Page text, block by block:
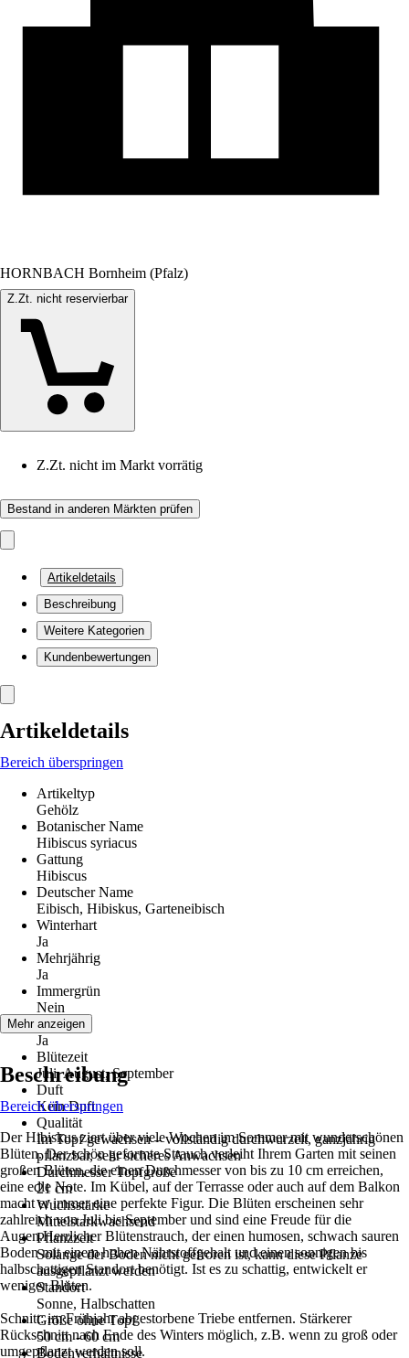
HORNBACH Bornheim (Pfalz)
Z.Zt. nicht reservierbar
Z.Zt. nicht im Markt vorrätig
Bestand in anderen Märkten prüfen
Artikeldetails
Beschreibung
Weitere Kategorien
Kundenbewertungen
Artikeldetails
Bereich überspringen
Artikeltyp
Gehölz
Botanischer Name
Hibiscus syriacus
Gattung
Hibiscus
Deutscher Name
Eibisch, Hibiskus, Garteneibisch
Winterhart
Ja
Mehrjährig
Ja
Immergrün
Nein
Blüte
Ja
Blütezeit
Juli, August, September
Duft
Kein Duft
Qualität
Im Topf gewachsen – vollständig durchwurzelt, ganzjährig
pflanzbar, sehr sicheres Anwachsen
Durchmesser Topfgröße
21 cm
Wuchsstärke
Mittelstarkwachsend
Pflanzzeit
Solange der Boden nicht gefroren ist, kann diese Pflanze
ausgepflanzt werden
Standort
Sonne, Halbschatten
Größe ohne Topf
50 cm - 60 cm
Bodenverhältnisse
Mehr anzeigen
Beschreibung
Bereich überspringen
Der Hibiskus ziert über viele Wochen im Sommer mit wunderschönen
Blüten. Der schön geformte Strauch verleiht Ihrem Garten mit seinen
großen Blüten, die einen Durchmesser von bis zu 10 cm erreichen,
eine edle Note. Im Kübel, auf der Terrasse oder auch auf dem Balkon
macht er immer eine perfekte Figur. Die Blüten erscheinen sehr
zahlreich von Juli bis September und sind eine Freude für die
Augen.Herrlicher Blütenstrauch, der einen humosen, schwach sauren
Boden mit einem hohen Nährstoffgehalt und einen sonnigen bis
halbschattigen Standort benötigt. Ist es zu schattig, entwickelt er
weniger Blüten.
Schnitt: im Frühjahr abgestorbene Triebe entfernen. Stärkerer
Rückschnitt nach Ende des Winters möglich, z.B. wenn zu groß oder
umgepflanzt werden soll.